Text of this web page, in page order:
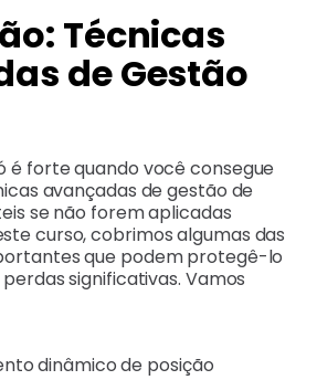
Técnicas
de Gestão
é forte quando você consegue
avançadas de gestão de
se não forem aplicadas
curso, cobrimos algumas das
que podem protegê-lo
significativas. Vamos
dinâmico de posição